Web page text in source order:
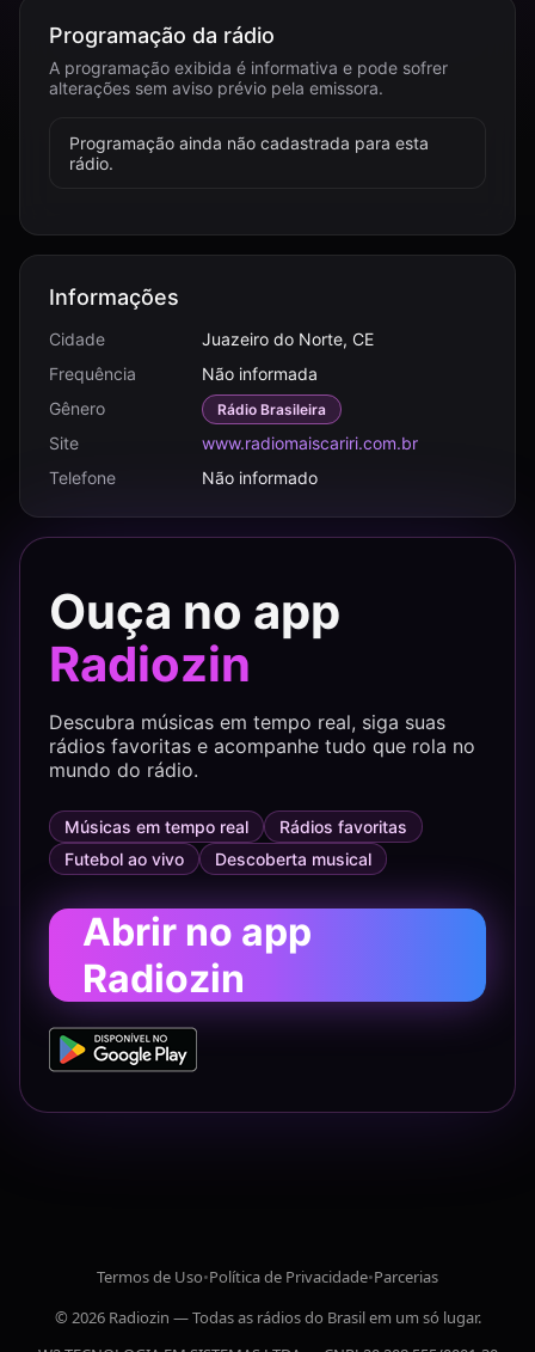
Programação da rádio
A programação exibida é informativa e pode sofrer
alterações sem aviso prévio pela emissora.
Programação ainda não cadastrada para esta
rádio.
Informações
Cidade
Juazeiro do Norte, CE
Frequência
Não informada
Gênero
Rádio Brasileira
Site
www.radiomaiscariri.com.br
Telefone
Não informado
Ouça no app
Radiozin
Descubra músicas em tempo real, siga suas
rádios favoritas e acompanhe tudo que rola no
mundo do rádio.
Músicas em tempo real
Rádios favoritas
Futebol ao vivo
Descoberta musical
Abrir no app
Radiozin
Termos de Uso•Política de Privacidade•Parcerias
© 2026 Radiozin — Todas as rádios do Brasil em um só lugar.